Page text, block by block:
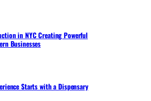
in NYC Creating Powerful
Businesses
Starts with a Dispensary